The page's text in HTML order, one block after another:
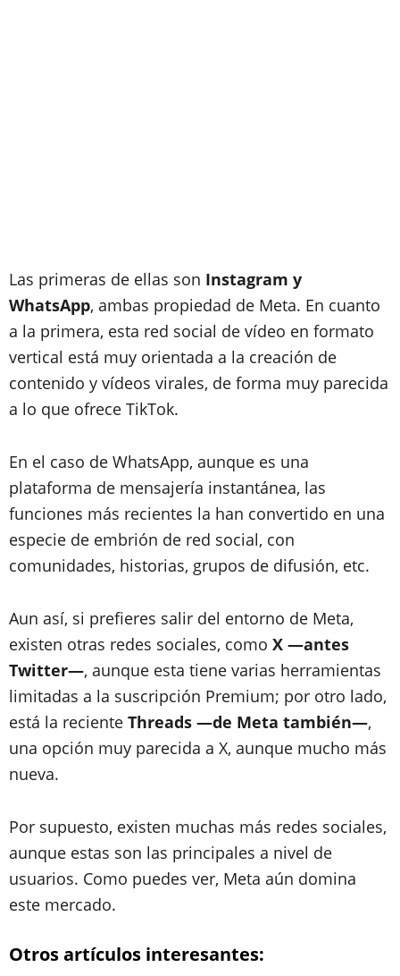
Las primeras de ellas son Instagram y
WhatsApp, ambas propiedad de Meta. En cuanto
a la primera, esta red social de vídeo en formato
vertical está muy orientada a la creación de
contenido y vídeos virales, de forma muy parecida
a lo que ofrece TikTok.
En el caso de WhatsApp, aunque es una
plataforma de mensajería instantánea, las
funciones más recientes la han convertido en una
especie de embrión de red social, con
comunidades, historias, grupos de difusión, etc.
Aun así, si prefieres salir del entorno de Meta,
existen otras redes sociales, como X —antes
Twitter—, aunque esta tiene varias herramientas
limitadas a la suscripción Premium; por otro lado,
está la reciente Threads —de Meta también—,
una opción muy parecida a X, aunque mucho más
nueva.
Por supuesto, existen muchas más redes sociales,
aunque estas son las principales a nivel de
usuarios. Como puedes ver, Meta aún domina
este mercado.
Otros artículos interesantes: